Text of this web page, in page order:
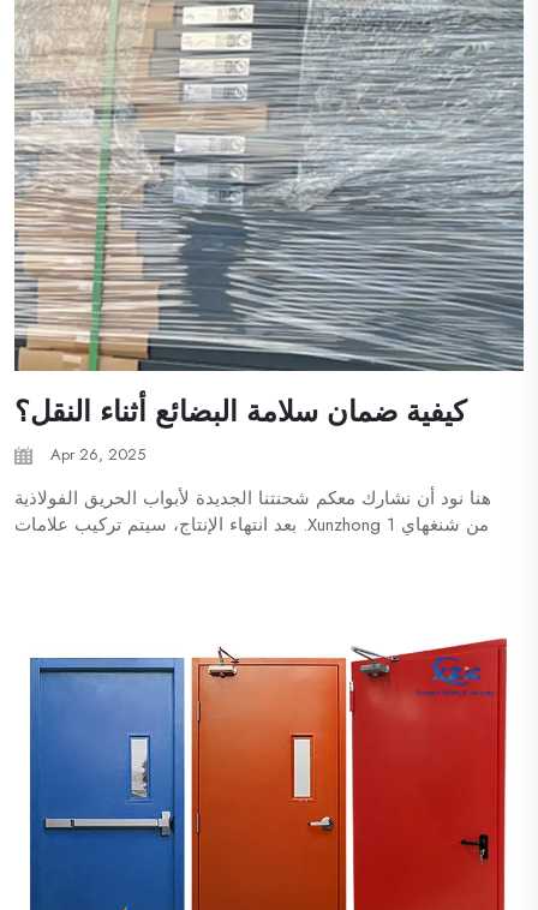
كيفية ضمان سلامة البضائع أثناء النقل؟
Apr 26, 2025
هنا نود أن نشارك معكم شحنتنا الجديدة لأبواب الحريق الفولاذية
من شنغهاي Xunzhong 1. بعد انتهاء الإنتاج، سيتم تركيب علامات